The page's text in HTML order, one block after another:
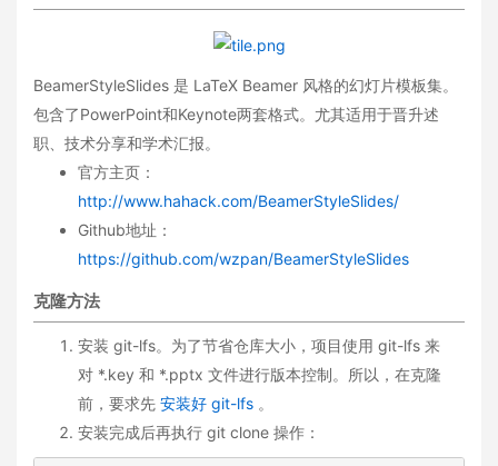
BeamerStyleSlides 是 LaTeX Beamer 风格的幻灯片模板集。
包含了PowerPoint和Keynote两套格式。尤其适用于晋升述
职、技术分享和学术汇报。
官方主页：
http://www.hahack.com/BeamerStyleSlides/
Github地址：
https://github.com/wzpan/BeamerStyleSlides
克隆方法
安装 git-lfs。为了节省仓库大小，项目使用 git-lfs 来
对 *.key 和 *.pptx 文件进行版本控制。所以，在克隆
前，要求先 安装好 git-lfs 。
安装完成后再执行 git clone 操作：